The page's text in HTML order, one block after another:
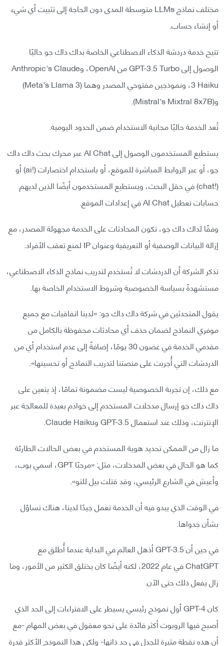
مختلف نماذج LLMs متوسطة المدى دون الحاجة إلى تثبيت أي شيء
أو إنشاء حساب.
تتيح خدمة دردشة الذكاء الاصطناعي الخاصة بداك داك جو حاليًا
الوصول إلى GPT-3.5 Turbo من OpenAI، وAnthropic's Claude
3 Haiku، ونموذجين مفتوحي المصدر وهما (Meta's Llama 3)
و(Mistral's Mixtral 8x7B).
تُعد الخدمة حاليًا مجانية الاستخدام ضمن الحدود اليومية.
يستطيع المستخدمون الوصول إلى AI Chat عبر محرك بحث داك داك
جو، أو عبر الروابط المباشرة للموقع، أو باستخدام اختصارات (!ai) أو
(!chat) في حقل البحث، ويستطيع المستخدمون أيضًا الذين لديهم
حسابات تعطيل AI Chat في إعدادات الموقع.
وفقًا لداك داك جو، تكون المحادثات على الخدمة مجهولة المصدر، مع
إزالة البيانات الوصفية أو التعريفية وعنوان IP لمنع تعقب الأفراد.
تذكر الشركة أن الدردشات لا تُستخدم لتدريب نماذج الذكاء الاصطناعي،
مستشهدةً بسياسة الخصوصية وشروط الاستخدام الخاصة بها.
يقول المتحدثين في شركة داك داك جو: «لدينا اتفاقيات مع جميع
موفري النماذج لضمان حذف أي محادثات محفوظة بالكامل من
مقدمي الخدمة في غضون 30 يومًا، إضافةً إلى عدم استخدام أي من
الدردشات التي أُجريت على منصتنا لتدريب النماذج أو تحسينها».
مع ذلك، إن تجربة الخصوصية ليست مضمونة تمامًا، إذ يتعين على
داك داك جو إرسال مدخلات المستخدم إلى خوادم بعيدة للمعالجة عبر
الإنترنت، وذلك عند استعمال GPT-3.5 وClaude Haiku.
ما زال من الممكن تحديد هوية المستخدم في بعض الحالات الطارئة
كما هو الحال في بعض المدخلات، مثل: «مرحبًا GPT، اسمي بوب،
وأعيش في الشارع الرئيسي، وقد قتلت بيل للتو».
في الوقت الذي يبدو فيه أن الخدمة تعمل جيدًا لدينا، هناك تساؤل
بشأن جدواها.
في حين أن GPT-3.5 أذهل العالم في البداية عندما أُطلق مع
ChatGPT في عام 2022، لكنه أيضًا كان يختلق الكثير من الأمور، وما
زال يفعل ذلك حتى الآن.
كان GPT-4 أول نموذج رئيسي يسيطر على الافتراءات إلى الحد الذي
أصبح فيها الروبوت أكثر فائدة على نحو معقول في بعض المهام -مع
أن هذه نقطة مثيرة للجدل في حد ذاتها- ولكن هذا النموذج الأكثر قدرة